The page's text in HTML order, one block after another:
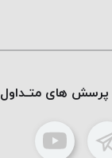
پرسش های متـداول